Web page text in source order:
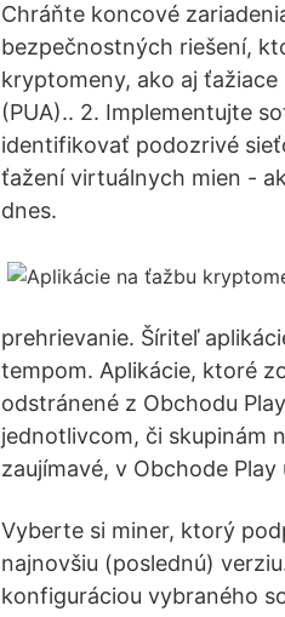
Chráňte koncové
bezpečnostných riešení,
kryptomeny, ako aj
(PUA).. 2. Implementujte
identifikovať podozrivé
ťažení virtuálnych mien -
dnes.
prehrievanie. Šíriteľ
tempom. Aplikácie, ktoré
odstránené z Obchodu
jednotlivcom, či skupinám
zaujímavé, v Obchode
Vyberte si miner, ktorý
najnovšiu (poslednú)
konfiguráciou vybraného